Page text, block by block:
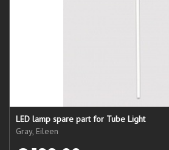
LED lamp spare part for Tube Light
Gray, Eileen